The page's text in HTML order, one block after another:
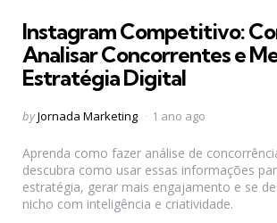
Instagram Competitivo:
Analisar Concorrentes e
Estratégia Digital
Posted
byJornada Marketing 1 ano ago
Aprenda como fazer análise de
descubra como usar essas informações
estratégia, gerar mais engajamento e se
nicho com inteligência e criatividade.